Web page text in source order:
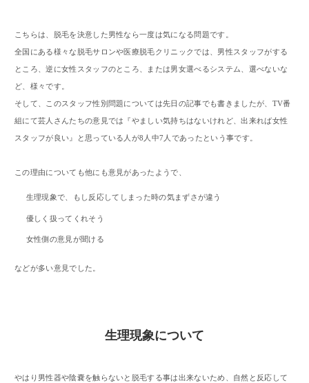
こちらは、脱毛を決意した男性なら一度は気になる問題です。
全国にある様々な脱毛サロンや医療脱毛クリニックでは、男性スタッフがする
ところ、逆に女性スタッフのところ、または男女選べるシステム、選べないな
ど、様々です。
そして、このスタッフ性別問題については先日の記事でも書きましたが、TV番
組にて芸人さんたちの意見では『やましい気持ちはないけれど、出来れば女性
スタッフが良い』と思っている人が8人中7人であったという事です。
この理由についても他にも意見があったようで、
生理現象で、もし反応してしまった時の気まずさが違う
優しく扱ってくれそう
女性側の意見が聞ける
などが多い意見でした。
生理現象について
やはり男性器や陰嚢を触らないと脱毛する事は出来ないため、自然と反応して